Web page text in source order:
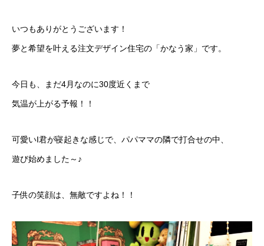
いつもありがとうございます！
夢と希望を叶える注文デザイン住宅の「かなう家」です。
今日も、まだ4月なのに30度近くまで
気温が上がる予報！！
可愛いI君が寝起きな感じで、パパママの隣で打合せの中、
遊び始めました～♪
子供の笑顔は、無敵ですよね！！